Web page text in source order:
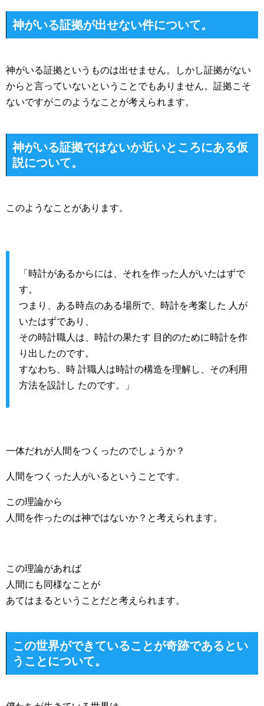
神がいる証拠が出せない件について。
神がいる証拠というものは出せません。しかし証拠がない
からと言っていないということでもありません。証拠こそ
ないですがこのようなことが考えられます。
神がいる証拠ではないか近いところにある仮
説について。
このようなことがあります。
「時計があるからには、それを作った人がいたはずで
す。
つまり、ある時点のある場所で、時計を考案した 人が
いたはずであり、
その時計職人は、時計の果たす 目的のために時計を作
り出したのです。
すなわち、時 計職人は時計の構造を理解し、その利用
方法を設計し たのです。」
一体だれが人間をつくったのでしょうか？
人間をつくった人がいるということです。
この理論から
人間を作ったのは神ではないか？と考えられます。
この理論があれば
人間にも同様なことが
あてはまるということだと考えられます。
この世界ができていることが奇跡であるとい
うことについて。